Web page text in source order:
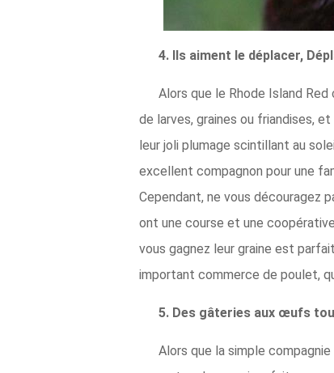
4. Ils aiment le déplacer,
Alors que le Rhode Island
de larves, graines ou friandises,
leur joli plumage scintillant au
excellent compagnon pour une
Cependant, ne vous découragez
ont une course et une
vous gagnez leur graine est
important commerce de poulet,
5. Des gâteries aux œufs
Alors que la simple